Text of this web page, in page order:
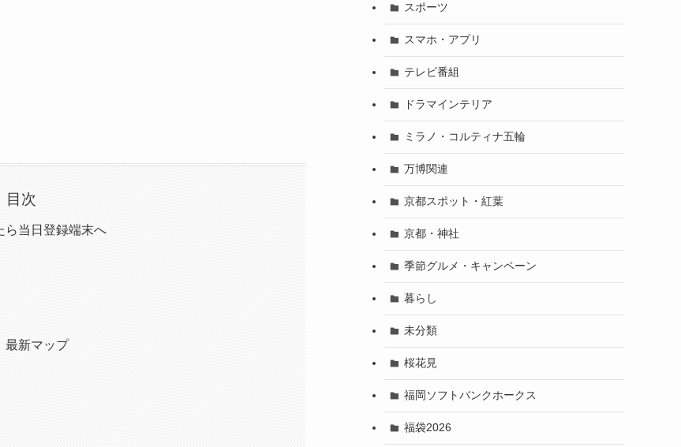
目次
ら当日登録端末へ
最新マップ
スポーツ
スマホ・アプリ
テレビ番組
ドラマインテリア
ミラノ・コルティナ五輪
万博関連
京都スポット・紅葉
京都・神社
季節グルメ・キャンペーン
暮らし
未分類
桜花見
福岡ソフトバンクホークス
福袋2026